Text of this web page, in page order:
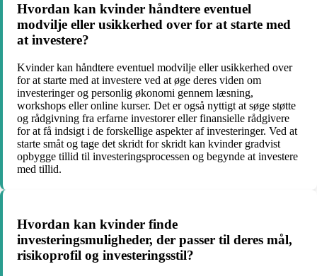
Hvordan kan kvinder håndtere eventuel
modvilje eller usikkerhed over for at starte med
at investere?
Kvinder kan håndtere eventuel modvilje eller usikkerhed over
for at starte med at investere ved at øge deres viden om
investeringer og personlig økonomi gennem læsning,
workshops eller online kurser. Det er også nyttigt at søge støtte
og rådgivning fra erfarne investorer eller finansielle rådgivere
for at få indsigt i de forskellige aspekter af investeringer. Ved at
starte småt og tage det skridt for skridt kan kvinder gradvist
opbygge tillid til investeringsprocessen og begynde at investere
med tillid.
Hvordan kan kvinder finde
investeringsmuligheder, der passer til deres mål,
risikoprofil og investeringsstil?